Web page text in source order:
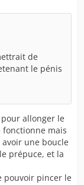
de
le pénis
allonger le
fonctionne mais
une boucle
prépuce, et la
pouvoir pincer le